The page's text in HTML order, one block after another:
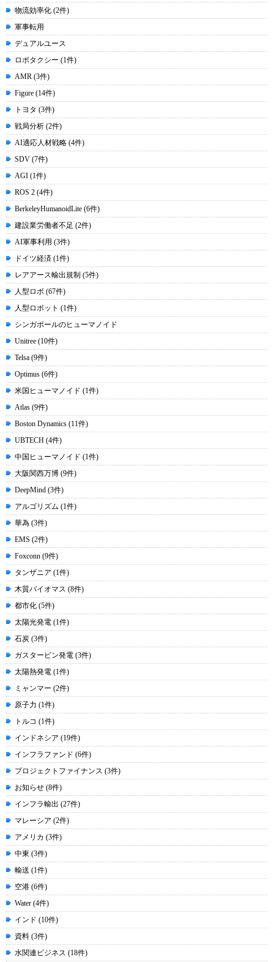
物流効率化 (2件)
軍事転用
デュアルユース
ロボタクシー (1件)
AMR (3件)
Figure (14件)
トヨタ (3件)
戦局分析 (2件)
AI適応人材戦略 (4件)
SDV (7件)
AGI (1件)
ROS 2 (4件)
BerkeleyHumanoidLite (6件)
建設業労働者不足 (2件)
AI軍事利用 (3件)
ドイツ経済 (1件)
レアアース輸出規制 (5件)
人型ロボ (67件)
人型ロボット (1件)
シンガポールのヒューマノイド
Unitree (10件)
Telsa (9件)
Optimus (6件)
米国ヒューマノイド (1件)
Atlas (9件)
Boston Dynamics (11件)
UBTECH (4件)
中国ヒューマノイド (1件)
大阪関西万博 (9件)
DeepMind (3件)
アルゴリズム (1件)
華為 (3件)
EMS (2件)
Foxconn (9件)
タンザニア (1件)
木質バイオマス (8件)
都市化 (5件)
太陽光発電 (1件)
石炭 (3件)
ガスタービン発電 (3件)
太陽熱発電 (1件)
ミャンマー (2件)
原子力 (1件)
トルコ (1件)
インドネシア (19件)
インフラファンド (6件)
プロジェクトファイナンス (3件)
お知らせ (8件)
インフラ輸出 (27件)
マレーシア (2件)
アメリカ (3件)
中東 (3件)
輸送 (1件)
空港 (6件)
Water (4件)
インド (10件)
資料 (3件)
水関連ビジネス (18件)